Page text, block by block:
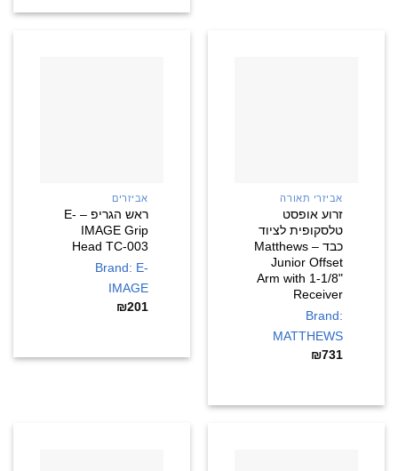
אביזרי תאורה
זרוע אופסט
טלסקופית לציוד
כבד – Matthews
Junior Offset
Arm with 1-1/8"
Receiver
Brand:
MATTHEWS
₪731
אביזרים
ראש הגריפ – E-
IMAGE Grip
Head TC-003
Brand: E-
IMAGE
₪201